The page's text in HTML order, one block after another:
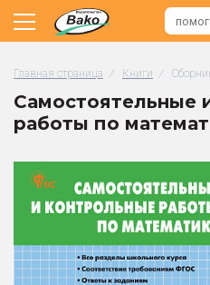
Главная страница / Книги /
Самостоятельные
работы по